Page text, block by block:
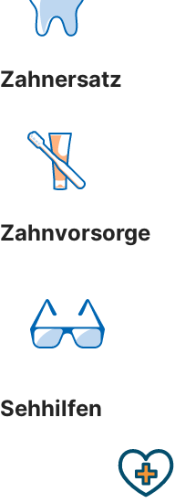
Zahnersatz
Zahnvorsorge
Sehhilfen